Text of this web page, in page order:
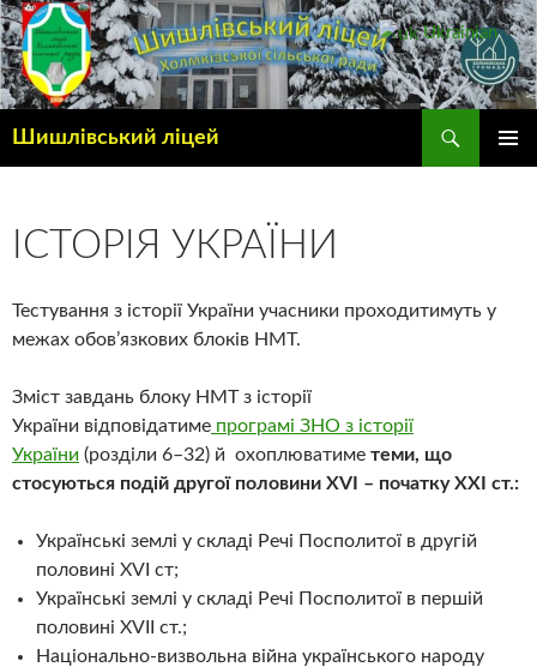
Шишлівський ліцей
ІСТОРІЯ УКРАЇНИ
Тестування з історії України учасники проходитимуть у
межах обов’язкових блоків НМТ.
Зміст завдань блоку НМТ з історії
України відповідатиме програмі ЗНО з історії
України (розділи 6–32) й охоплюватиме теми, що
стосуються подій другої половини XVI – початку ХХІ ст.:
Українські землі у складі Речі Посполитої в другій
половині XVI ст;
Українські землі у складі Речі Посполитої в першій
половині XVII ст.;
Національно-визвольна війна українського народу
Ukrainian ▼